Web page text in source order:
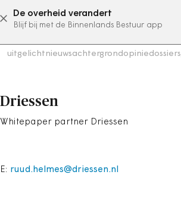
De overheid verandert
Blijf bij met de Binnenlands Bestuur app
abonneer nu
uitgelicht nieuwsachtergrondopiniedossiers
Driessen
Whitepaper partner Driessen
E: ruud.helmes@driessen.nl